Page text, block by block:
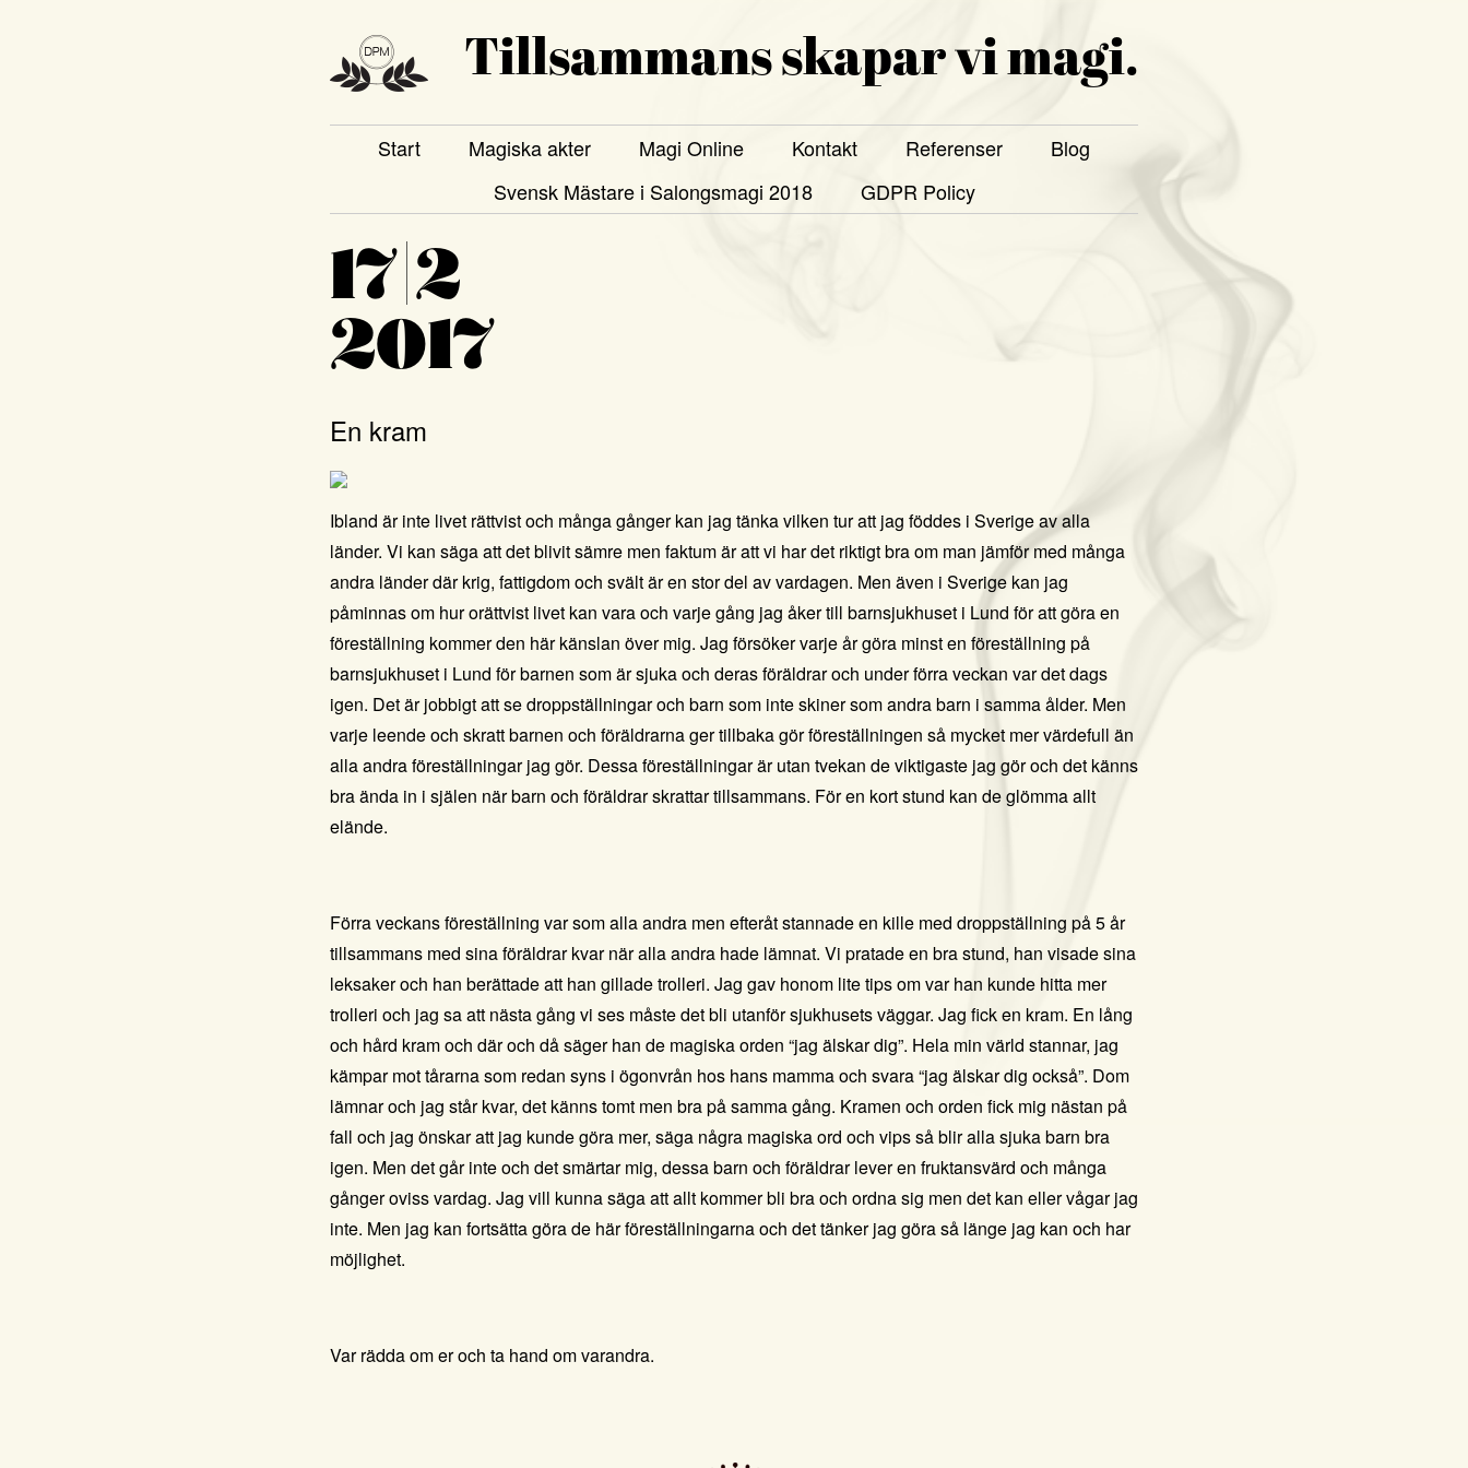
Tillsammans skapar vi magi.
Start Magiska akter Magi Online Kontakt Referenser
Blog
Svensk Mästare i Salongsmagi 2018
GDPR Policy
17|2
2017
En kram
Ibland är inte livet rättvist och många gånger kan jag tänka vilken tur att jag föddes i Sverige av alla
länder. Vi kan säga att det blivit sämre men faktum är att vi har det riktigt bra om man jämför med många
andra länder där krig, fattigdom och svält är en stor del av vardagen. Men även i Sverige kan jag
påminnas om hur orättvist livet kan vara och varje gång jag åker till barnsjukhuset i Lund för att göra en
föreställning kommer den här känslan över mig. Jag försöker varje år göra minst en föreställning på
barnsjukhuset i Lund för barnen som är sjuka och deras föräldrar och under förra veckan var det dags
igen. Det är jobbigt att se droppställningar och barn som inte skiner som andra barn i samma ålder. Men
varje leende och skratt barnen och föräldrarna ger tillbaka gör föreställningen så mycket mer värdefull än
alla andra föreställningar jag gör. Dessa föreställningar är utan tvekan de viktigaste jag gör och det känns
bra ända in i själen när barn och föräldrar skrattar tillsammans. För en kort stund kan de glömma allt
elände.
Förra veckans föreställning var som alla andra men efteråt stannade en kille med droppställning på 5 år
tillsammans med sina föräldrar kvar när alla andra hade lämnat. Vi pratade en bra stund, han visade sina
leksaker och han berättade att han gillade trolleri. Jag gav honom lite tips om var han kunde hitta mer
trolleri och jag sa att nästa gång vi ses måste det bli utanför sjukhusets väggar. Jag fick en kram. En lång
och hård kram och där och då säger han de magiska orden “jag älskar dig”. Hela min värld stannar, jag
kämpar mot tårarna som redan syns i ögonvrån hos hans mamma och svara “jag älskar dig också”. Dom
lämnar och jag står kvar, det känns tomt men bra på samma gång. Kramen och orden fick mig nästan på
fall och jag önskar att jag kunde göra mer, säga några magiska ord och vips så blir alla sjuka barn bra
igen. Men det går inte och det smärtar mig, dessa barn och föräldrar lever en fruktansvärd och många
gånger oviss vardag. Jag vill kunna säga att allt kommer bli bra och ordna sig men det kan eller vågar jag
inte. Men jag kan fortsätta göra de här föreställningarna och det tänker jag göra så länge jag kan och har
möjlighet.
Var rädda om er och ta hand om varandra.